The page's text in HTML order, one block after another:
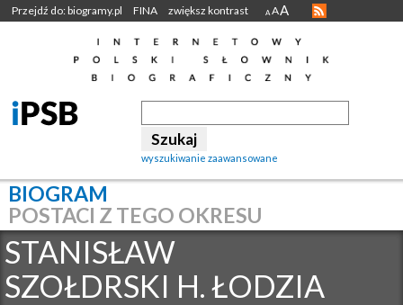
Przejdź do: biogramy.pl FINA zwiększ kontrast A AA
wyszukiwanie zaawansowane
BIOGRAM
POSTACI Z TEGO OKRESU
STANISŁAW
SZOŁDRSKI H. ŁODZIA